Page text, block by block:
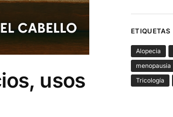
usos
ETIQUETAS
Alopecia
menopausia
Tricología